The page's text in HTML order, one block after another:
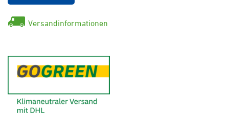
Versandinformationen